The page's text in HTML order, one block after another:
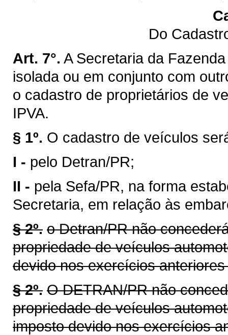
Do
Art. 7°. A Secretaria da
isolada ou em conjunto com
o cadastro de proprietários de
IPVA.
§ 1º. O cadastro de veículos
I - pelo Detran/PR;
II - pela Sefa/PR, na forma
Secretaria, em relação às
§ 2º. o Detran/PR não
propriedade de veículos
devido nos exercícios
§ 2º. O DETRAN/PR não
propriedade de veículos
imposto devido nos exercícios